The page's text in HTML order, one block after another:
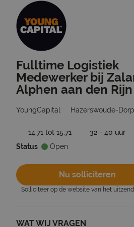
Fulltime Logistiek
Medewerker bij
Alphen aan den Rijn
YoungCapital Hazerswoude-Dorp
14,71 tot 15,71 32 - 40 uur
Status
Open
Nu solliciteren
Solliciteer op de website van het
WAT WIJ VRAGEN